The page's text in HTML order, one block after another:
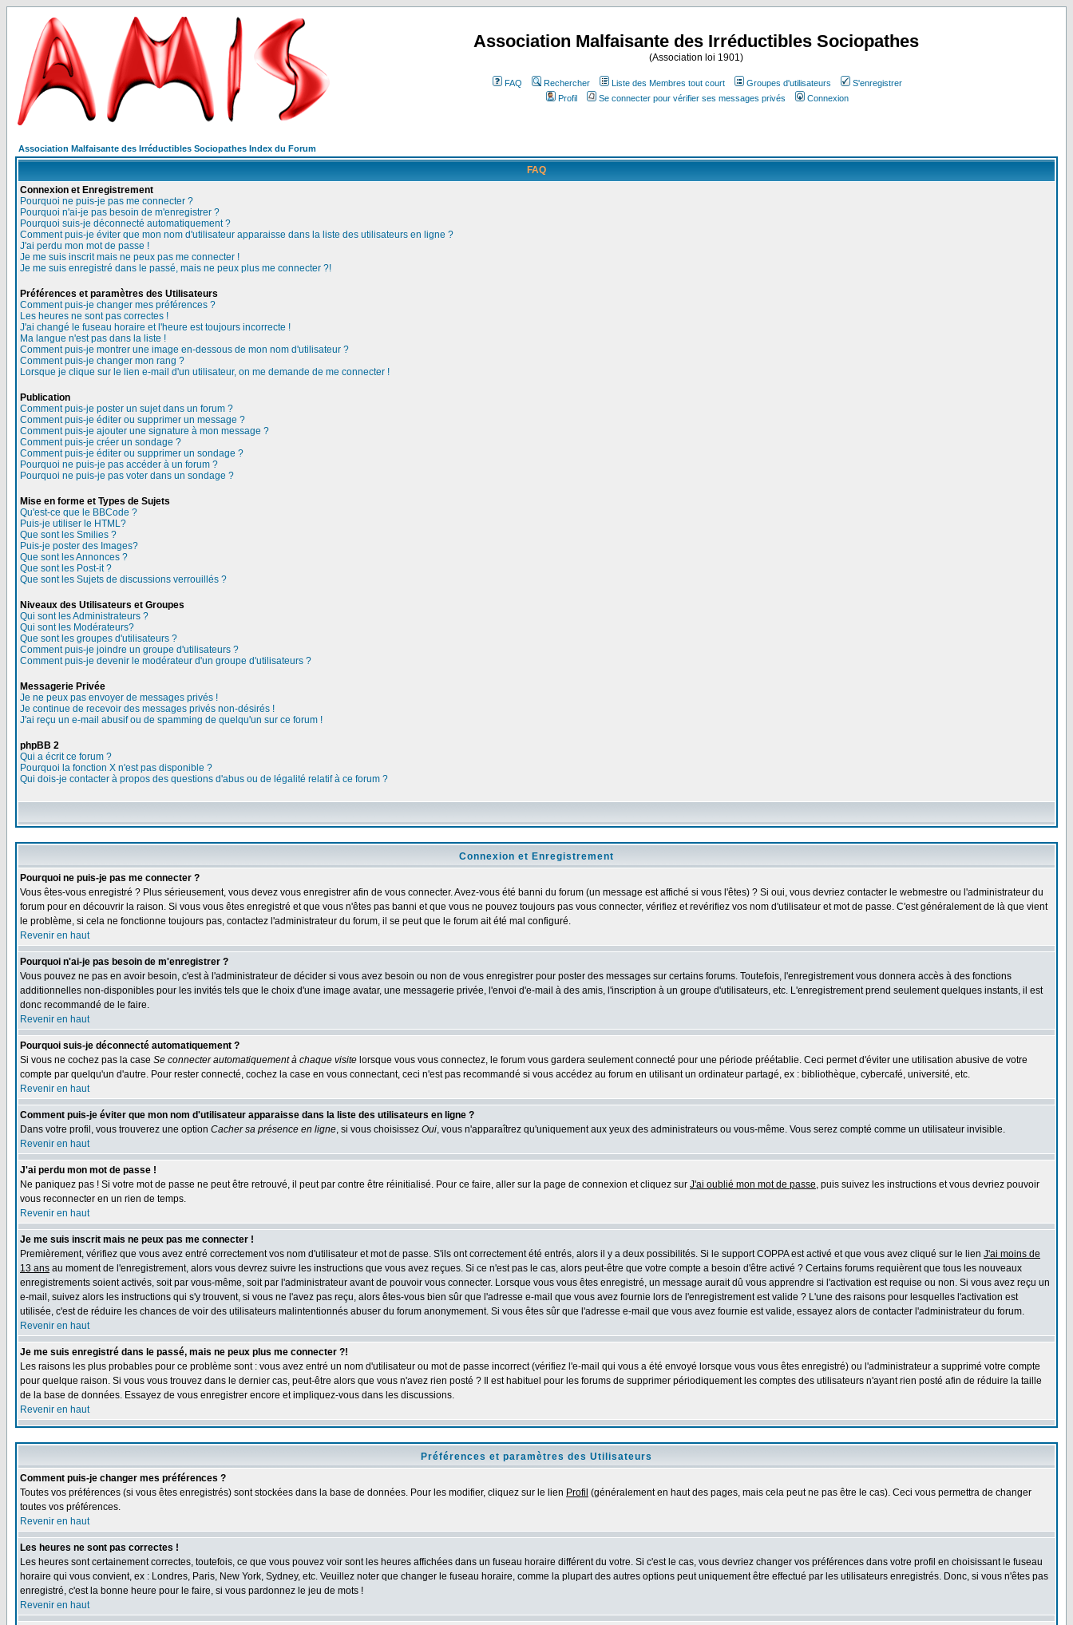
Association Malfaisante des Irréductibles Sociopathes
(Association loi 1901)
FAQ Rechercher Liste des Membres tout court Groupes d'utilisateurs
S'enregistrer
Profil
Se connecter pour vérifier ses messages privés Connexion
Association Malfaisante des Irréductibles Sociopathes Index du Forum
FAQ
Connexion et Enregistrement
Pourquoi ne puis-je pas me connecter ?
Pourquoi n'ai-je pas besoin de m'enregistrer ?
Pourquoi suis-je déconnecté automatiquement ?
Comment puis-je éviter que mon nom d'utilisateur apparaisse dans la liste des utilisateurs en ligne ?
J'ai perdu mon mot de passe !
Je me suis inscrit mais ne peux pas me connecter !
Je me suis enregistré dans le passé, mais ne peux plus me connecter ?!
Préférences et paramètres des Utilisateurs
Comment puis-je changer mes préférences ?
Les heures ne sont pas correctes !
J'ai changé le fuseau horaire et l'heure est toujours incorrecte !
Ma langue n'est pas dans la liste !
Comment puis-je montrer une image en-dessous de mon nom d'utilisateur ?
Comment puis-je changer mon rang ?
Lorsque je clique sur le lien e-mail d'un utilisateur, on me demande de me connecter !
Publication
Comment puis-je poster un sujet dans un forum ?
Comment puis-je éditer ou supprimer un message ?
Comment puis-je ajouter une signature à mon message ?
Comment puis-je créer un sondage ?
Comment puis-je éditer ou supprimer un sondage ?
Pourquoi ne puis-je pas accéder à un forum ?
Pourquoi ne puis-je pas voter dans un sondage ?
Mise en forme et Types de Sujets
Qu'est-ce que le BBCode ?
Puis-je utiliser le HTML?
Que sont les Smilies ?
Puis-je poster des Images?
Que sont les Annonces ?
Que sont les Post-it ?
Que sont les Sujets de discussions verrouillés ?
Niveaux des Utilisateurs et Groupes
Qui sont les Administrateurs ?
Qui sont les Modérateurs?
Que sont les groupes d'utilisateurs ?
Comment puis-je joindre un groupe d'utilisateurs ?
Comment puis-je devenir le modérateur d'un groupe d'utilisateurs ?
Messagerie Privée
Je ne peux pas envoyer de messages privés !
Je continue de recevoir des messages privés non-désirés !
J'ai reçu un e-mail abusif ou de spamming de quelqu'un sur ce forum !
phpBB 2
Qui a écrit ce forum ?
Pourquoi la fonction X n'est pas disponible ?
Qui dois-je contacter à propos des questions d'abus ou de légalité relatif à ce forum ?
Connexion et Enregistrement
Pourquoi ne puis-je pas me connecter ?
Vous êtes-vous enregistré ? Plus sérieusement, vous devez vous enregistrer afin de vous connecter. Avez-vous été banni du forum (un message est affiché si vous l'êtes) ? Si oui, vous devriez contacter le webmestre ou l'administrateur du
forum pour en découvrir la raison. Si vous vous êtes enregistré et que vous n'êtes pas banni et que vous ne pouvez toujours pas vous connecter, vérifiez et revérifiez vos nom d'utilisateur et mot de passe. C'est généralement de là que vient
le problème, si cela ne fonctionne toujours pas, contactez l'administrateur du forum, il se peut que le forum ait été mal configuré.
Revenir en haut
Pourquoi n'ai-je pas besoin de m'enregistrer ?
Vous pouvez ne pas en avoir besoin, c'est à l'administrateur de décider si vous avez besoin ou non de vous enregistrer pour poster des messages sur certains forums. Toutefois, l'enregistrement vous donnera accès à des fonctions
additionnelles non-disponibles pour les invités tels que le choix d'une image avatar, une messagerie privée, l'envoi d'e-mail à des amis, l'inscription à un groupe d'utilisateurs, etc. L'enregistrement prend seulement quelques instants, il est
donc recommandé de le faire.
Revenir en haut
Pourquoi suis-je déconnecté automatiquement ?
Si vous ne cochez pas la case Se connecter automatiquement à chaque visite lorsque vous vous connectez, le forum vous gardera seulement connecté pour une période préétablie. Ceci permet d'éviter une utilisation abusive de votre
compte par quelqu'un d'autre. Pour rester connecté, cochez la case en vous connectant, ceci n'est pas recommandé si vous accédez au forum en utilisant un ordinateur partagé, ex : bibliothèque, cybercafé, université, etc.
Revenir en haut
Comment puis-je éviter que mon nom d'utilisateur apparaisse dans la liste des utilisateurs en ligne ?
Dans votre profil, vous trouverez une option Cacher sa présence en ligne, si vous choisissez Oui, vous n'apparaîtrez qu'uniquement aux yeux des administrateurs ou vous-même. Vous serez compté comme un utilisateur invisible.
Revenir en haut
J'ai perdu mon mot de passe !
Ne paniquez pas ! Si votre mot de passe ne peut être retrouvé, il peut par contre être réinitialisé. Pour ce faire, aller sur la page de connexion et cliquez sur J'ai oublié mon mot de passe, puis suivez les instructions et vous devriez pouvoir
vous reconnecter en un rien de temps.
Revenir en haut
Je me suis inscrit mais ne peux pas me connecter !
Premièrement, vérifiez que vous avez entré correctement vos nom d'utilisateur et mot de passe. S'ils ont correctement été entrés, alors il y a deux possibilités. Si le support COPPA est activé et que vous avez cliqué sur le lien J'ai moins de
13 ans au moment de l'enregistrement, alors vous devrez suivre les instructions que vous avez reçues. Si ce n'est pas le cas, alors peut-être que votre compte a besoin d'être activé ? Certains forums requièrent que tous les nouveaux
enregistrements soient activés, soit par vous-même, soit par l'administrateur avant de pouvoir vous connecter. Lorsque vous vous êtes enregistré, un message aurait dû vous apprendre si l'activation est requise ou non. Si vous avez reçu un
e-mail, suivez alors les instructions qui s'y trouvent, si vous ne l'avez pas reçu, alors êtes-vous bien sûr que l'adresse e-mail que vous avez fournie lors de l'enregistrement est valide ? L'une des raisons pour lesquelles l'activation est
utilisée, c'est de réduire les chances de voir des utilisateurs malintentionnés abuser du forum anonymement. Si vous êtes sûr que l'adresse e-mail que vous avez fournie est valide, essayez alors de contacter l'administrateur du forum.
Revenir en haut
Je me suis enregistré dans le passé, mais ne peux plus me connecter ?!
Les raisons les plus probables pour ce problème sont : vous avez entré un nom d'utilisateur ou mot de passe incorrect (vérifiez l'e-mail qui vous a été envoyé lorsque vous vous êtes enregistré) ou l'administrateur a supprimé votre compte
pour quelque raison. Si vous vous trouvez dans le dernier cas, peut-être alors que vous n'avez rien posté ? Il est habituel pour les forums de supprimer périodiquement les comptes des utilisateurs n'ayant rien posté afin de réduire la taille
de la base de données. Essayez de vous enregistrer encore et impliquez-vous dans les discussions.
Revenir en haut
Préférences et paramètres des Utilisateurs
Comment puis-je changer mes préférences ?
Toutes vos préférences (si vous êtes enregistrés) sont stockées dans la base de données. Pour les modifier, cliquez sur le lien Profil (généralement en haut des pages, mais cela peut ne pas être le cas). Ceci vous permettra de changer
toutes vos préférences.
Revenir en haut
Les heures ne sont pas correctes !
Les heures sont certainement correctes, toutefois, ce que vous pouvez voir sont les heures affichées dans un fuseau horaire différent du votre. Si c'est le cas, vous devriez changer vos préférences dans votre profil en choisissant le fuseau
horaire qui vous convient, ex : Londres, Paris, New York, Sydney, etc. Veuillez noter que changer le fuseau horaire, comme la plupart des autres options peut uniquement être effectué par les utilisateurs enregistrés. Donc, si vous n'êtes pas
enregistré, c'est la bonne heure pour le faire, si vous pardonnez le jeu de mots !
Revenir en haut